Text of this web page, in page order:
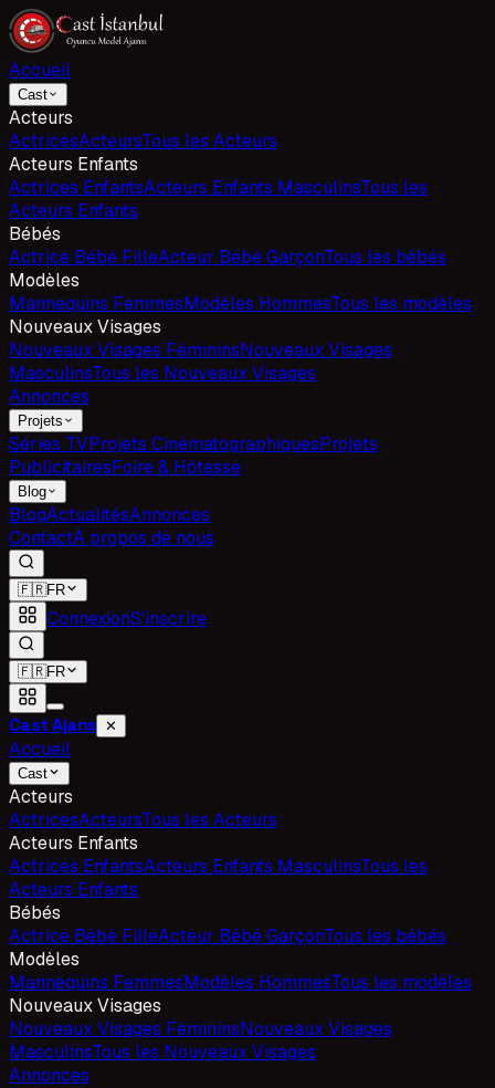
Accueil
Cast
Acteurs
ActricesActeursTous les Acteurs
Acteurs Enfants
Actrices EnfantsActeurs Enfants MasculinsTous les
Acteurs Enfants
Bébés
Actrice Bébé FilleActeur Bébé GarçonTous les bébés
Modèles
Mannequins FemmesModèles HommesTous les modèles
Nouveaux Visages
Nouveaux Visages FémininsNouveaux Visages
MasculinsTous les Nouveaux Visages
Annonces
Projets
Séries TVProjets CinématographiquesProjets
PublicitairesFoire & Hôtesse
Blog
BlogActualitésAnnonces
ContactÀ propos de nous
🇫🇷FR
ConnexionS'inscrire
🇫🇷FR
Cast Ajans ✕
Accueil
Cast
Acteurs
ActricesActeursTous les Acteurs
Acteurs Enfants
Actrices EnfantsActeurs Enfants MasculinsTous les
Acteurs Enfants
Bébés
Actrice Bébé FilleActeur Bébé GarçonTous les bébés
Modèles
Mannequins FemmesModèles HommesTous les modèles
Nouveaux Visages
Nouveaux Visages FémininsNouveaux Visages
MasculinsTous les Nouveaux Visages
Annonces